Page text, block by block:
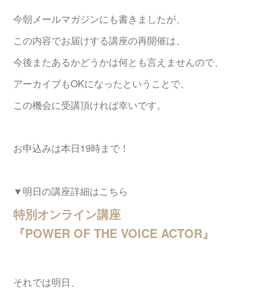
今朝メールマガジンにも書きましたが、
この内容でお届けする講座の再開催は、
今後またあるかどうかは何とも言えませんので、
アーカイブもOKになったということで、
この機会に受講頂ければ幸いです。
お申込みは本日19時まで！
▼明日の講座詳細はこちら
特別オンライン講座
『POWER OF THE VOICE ACTOR』
それでは明日、